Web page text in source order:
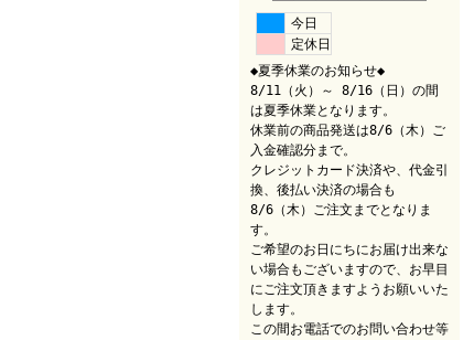
今日
定休日
◆夏季休業のお知らせ◆
8/11（火）～ 8/16（日）の間
は夏季休業となります。
休業前の商品発送は8/6（木）ご
入金確認分まで。
クレジットカード決済や、代金引
換、後払い決済の場合も
8/6（木）ご注文までとなりま
す。
ご希望のお日にちにお届け出来な
い場合もございますので、お早目
にご注文頂きますようお願いいた
します。
この間お電話でのお問い合わせ等